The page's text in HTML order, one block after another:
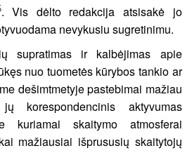
. Vis dėlto redakcija atsisakė jo
nevykusiu sugretinimu.
supratimas ir kalbėjimas apie
nuo tuometės kūrybos tankio ar
dešimtmetyje pastebimai mažiau
korespondencinis aktyvumas
kuriamai skaitymo atmosferai
mažiausiai išprususių skaitytojų